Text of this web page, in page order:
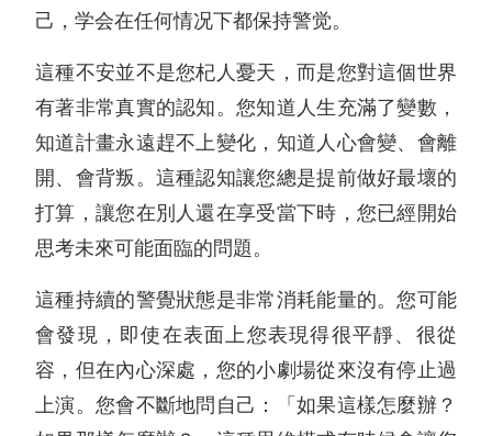
己，学会在任何情况下都保持警觉。
這種不安並不是您杞人憂天，而是您對這個世界
有著非常真實的認知。您知道人生充滿了變數，
知道計畫永遠趕不上變化，知道人心會變、會離
開、會背叛。這種認知讓您總是提前做好最壞的
打算，讓您在別人還在享受當下時，您已經開始
思考未來可能面臨的問題。
這種持續的警覺狀態是非常消耗能量的。您可能
會發現，即使在表面上您表現得很平靜、很從
容，但在內心深處，您的小劇場從來沒有停止過
上演。您會不斷地問自己：「如果這樣怎麼辦？